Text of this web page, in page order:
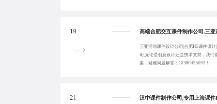
19
三亚活动课件设计公司|合肥H5课件设
司,无论是创意设计还是技术支持，我们
案，疑难问题解答：18380455092！
21